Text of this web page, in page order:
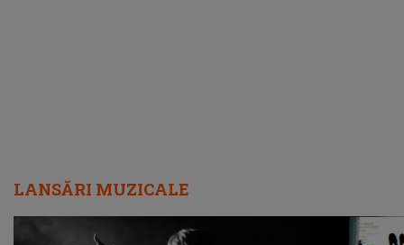
LANSĂRI MUZICALE